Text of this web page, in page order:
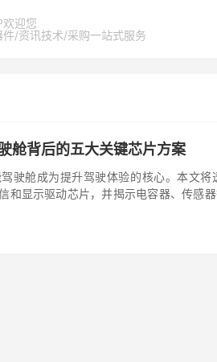
欢迎您
件/资讯技术/采购一站式服务
舱背后的五大关键芯片方案
驶舱成为提升驾驶体验的核心。本文
和显示驱动芯片，并揭示电容器、传感